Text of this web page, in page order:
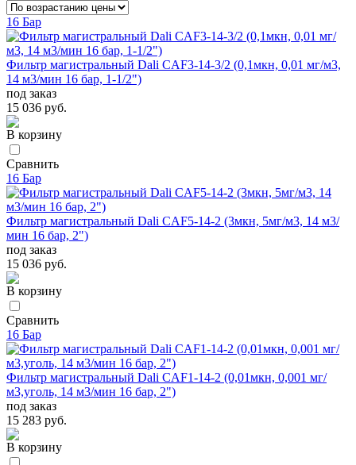
16 Бар
Фильтр магистральный Dali CAF3-14-3/2 (0,1мкн, 0,01 мг/м3,
14 м3/мин 16 бар, 1-1/2")
под заказ
15 036 руб.
В корзину
Сравнить
16 Бар
Фильтр магистральный Dali CAF5-14-2 (3мкн, 5мг/м3, 14 м3/
мин 16 бар, 2")
под заказ
15 036 руб.
В корзину
Сравнить
16 Бар
Фильтр магистральный Dali CAF1-14-2 (0,01мкн, 0,001 мг/
м3,уголь, 14 м3/мин 16 бар, 2")
под заказ
15 283 руб.
В корзину